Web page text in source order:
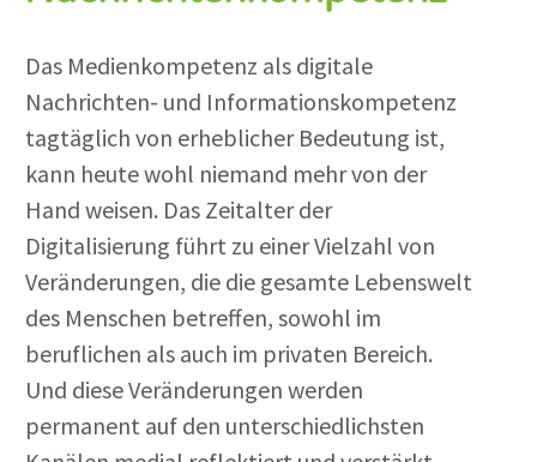
Das Medienkompetenz als digitale
Nachrichten- und Informationskompetenz
tagtäglich von erheblicher Bedeutung ist,
kann heute wohl niemand mehr von der
Hand weisen. Das Zeitalter der
Digitalisierung führt zu einer Vielzahl von
Veränderungen, die die gesamte Lebenswelt
des Menschen betreffen, sowohl im
beruflichen als auch im privaten Bereich.
Und diese Veränderungen werden
permanent auf den unterschiedlichsten